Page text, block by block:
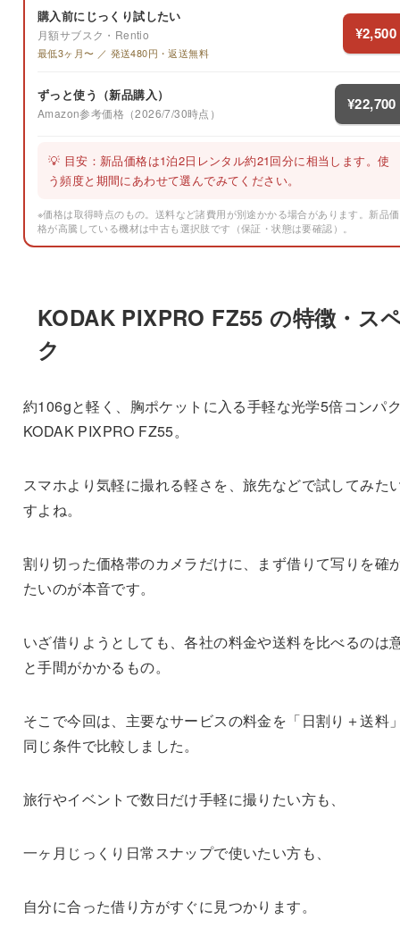
購入前にじっくり試したい
月額サブスク・Rentio
最低3ヶ月〜 ／ 発送480円・返送無料
¥2,500
ずっと使う（新品購入）
Amazon参考価格（2026/7/30時点） ¥22,700
💡 目安：新品価格は1泊2日レンタル約21回分に相当します。使
う頻度と期間にあわせて選んでみてください。
※価格は取得時点のもの。送料など諸費用が別途かかる場合があります。新品価
格が高騰している機材は中古も選択肢です（保証・状態は要確認）。
KODAK PIXPRO FZ55 の特徴・ス
ク
約106gと軽く、胸ポケットに入る手軽な光学5倍コンパ
KODAK PIXPRO FZ55。
スマホより気軽に撮れる軽さを、旅先などで試してみた
すよね。
割り切った価格帯のカメラだけに、まず借りて写りを確
たいのが本音です。
いざ借りようとしても、各社の料金や送料を比べるのは
と手間がかかるもの。
そこで今回は、主要なサービスの料金を「日割り＋送料
同じ条件で比較しました。
旅行やイベントで数日だけ手軽に撮りたい方も、
一ヶ月じっくり日常スナップで使いたい方も、
自分に合った借り方がすぐに見つかります。